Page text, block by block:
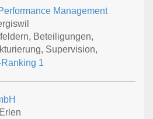
Management
Beteiligungen,
Supervision,
Erlen